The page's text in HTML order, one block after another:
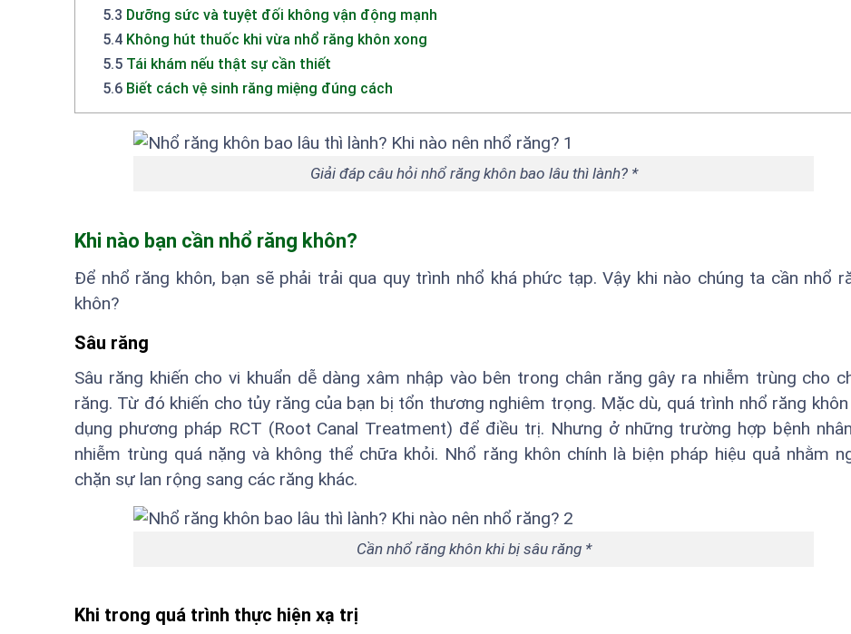
5.3 Dưỡng sức và tuyệt đối không vận động mạnh
5.4 Không hút thuốc khi vừa nhổ răng khôn xong
5.5 Tái khám nếu thật sự cần thiết
5.6 Biết cách vệ sinh răng miệng đúng cách
Giải đáp câu hỏi nhổ răng khôn bao lâu thì lành? *
Khi nào bạn cần nhổ răng khôn?
Để nhổ răng khôn, bạn sẽ phải trải qua quy trình nhổ khá phức tạp. Vậy khi nào chúng ta cần nhổ
khôn?
Sâu răng
Sâu răng khiến cho vi khuẩn dễ dàng xâm nhập vào bên trong chân răng gây ra nhiễm trùng cho
răng. Từ đó khiến cho tủy răng của bạn bị tổn thương nghiêm trọng. Mặc dù, quá trình nhổ răng
dụng phương pháp RCT (Root Canal Treatment) để điều trị. Nhưng ở những trường hợp bệnh
nhiễm trùng quá nặng và không thể chữa khỏi. Nhổ răng khôn chính là biện pháp hiệu quả nhằm
chặn sự lan rộng sang các răng khác.
Cần nhổ răng khôn khi bị sâu răng *
Khi trong quá trình thực hiện xạ trị